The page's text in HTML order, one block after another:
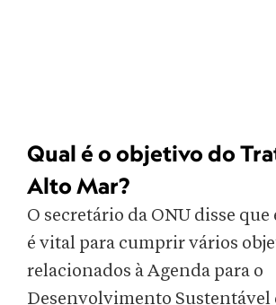
Qual é o objetivo do
Alto Mar?
O secretário da ONU disse que
é vital para cumprir vários
relacionados à Agenda para o
Desenvolvimento Sustentável